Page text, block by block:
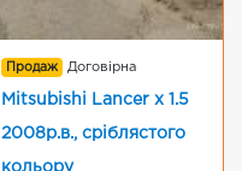
Продаж Договірна
Mitsubishi Lancer x 1.5
2008р.в., сріблястого
кольору